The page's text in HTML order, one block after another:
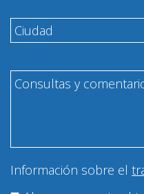
Información sobre el